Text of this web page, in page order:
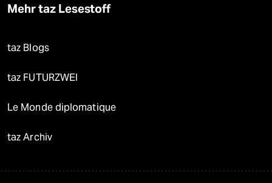
Mehr taz Lesestoff
taz Blogs
taz FUTURZWEI
Le Monde diplomatique
taz Archiv